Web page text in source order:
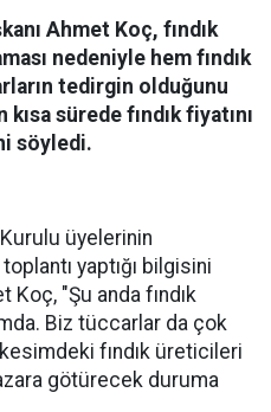
Ahmet Koç, fındık
nedeniyle hem fındık
tedirgin olduğunu
sürede fındık fiyatını
söyledi.
üyelerinin
yaptığı bilgisini
Koç, "Şu anda fındık
Biz tüccarlar da çok
fındık üreticileri
götürecek duruma